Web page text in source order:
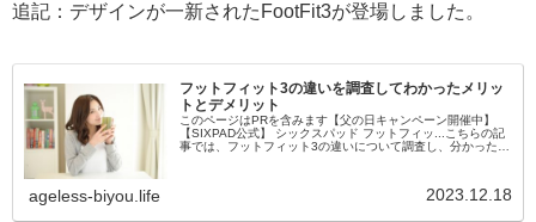
追記：デザインが一新されたFootFit3が登場しました。
フットフィット3の違いを調査してわかったメリッ
トとデメリット
このページはPRを含みます【父の日キャンペーン開催中】
【SIXPAD公式】 シックスパッド フットフィッ...こちらの記
事では、フットフィット3の違いについて調査し、分かったこ
ageless-biyou.life 2023.12.18